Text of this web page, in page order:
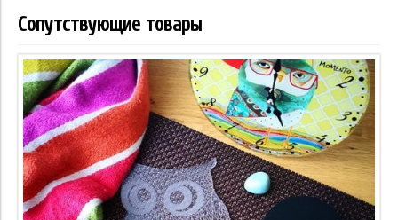
Сопутствующие товары